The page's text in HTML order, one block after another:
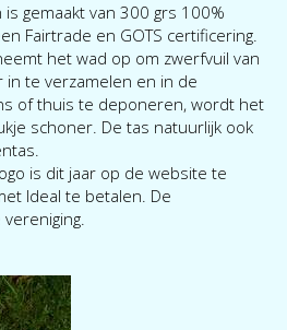
gemaakt van 300 grs 100%
Fairtrade en GOTS certificering.
het wad op om zwerfvuil van
te verzamelen en in de
of thuis te deponeren, wordt het
schoner. De tas natuurlijk ook
is dit jaar op de website te
Ideal te betalen. De